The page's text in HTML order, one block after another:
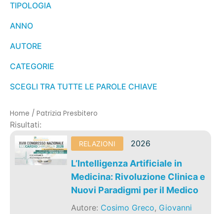
TIPOLOGIA
ANNO
AUTORE
CATEGORIE
SCEGLI TRA TUTTE LE PAROLE CHIAVE
Home / Patrizia Presbitero
Risultati:
RELAZIONI 2026
L’Intelligenza Artificiale in
Medicina: Rivoluzione Clinica e
Nuovi Paradigmi per il Medico
Autore: Cosimo Greco, Giovanni